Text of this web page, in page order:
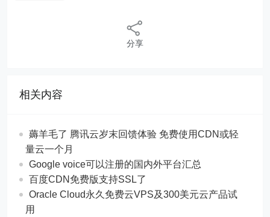
分享
相关内容
薅羊毛了 腾讯云岁末回馈体验 免费使用CDN或轻
量云一个月
Google voice可以注册的国内外平台汇总
百度CDN免费版支持SSL了
Oracle Cloud永久免费云VPS及300美元云产品试
用